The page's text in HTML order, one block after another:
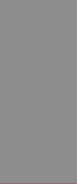
Хворостовский,
мозга, умер в